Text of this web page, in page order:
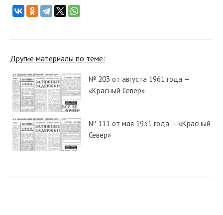
Другие материалы по теме:
№ 203 от августа 1961 года —
«Красный Север»
№ 111 от мая 1931 года — «Красный
Север»